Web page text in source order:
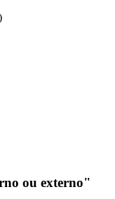
ou externo"